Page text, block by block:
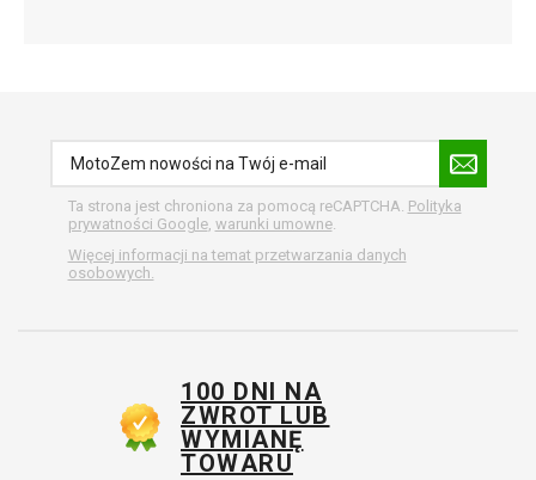
Ta strona jest chroniona za pomocą reCAPTCHA. Polityka
prywatności Google, warunki umowne.
Więcej informacji na temat przetwarzania danych
osobowych.
100 DNI NA
ZWROT LUB
WYMIANĘ
TOWARU